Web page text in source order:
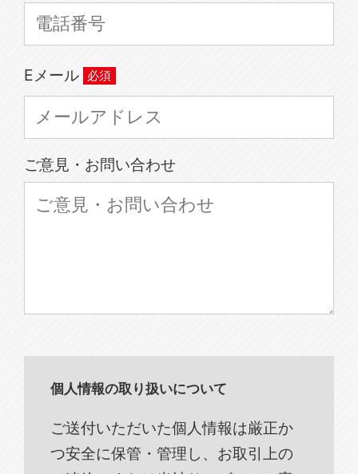
Eメール
ご意見・お問い合わせ
個人情報の取り扱いについて
ご送付いただいた個人情報は厳正か
つ安全に保管・管理し、お取引上の